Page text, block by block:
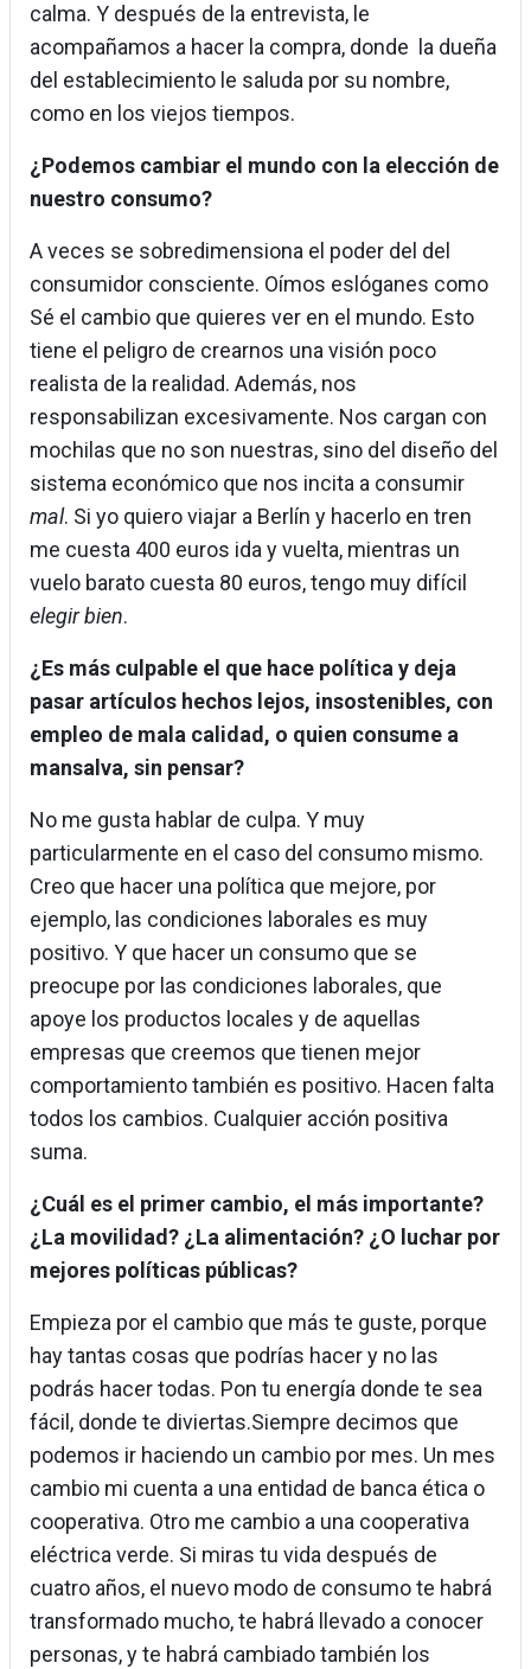
calma. Y después de la entrevista, le
acompañamos a hacer la compra, donde la dueña
del establecimiento le saluda por su nombre,
como en los viejos tiempos.
¿Podemos cambiar el mundo con la elección de
nuestro consumo?
A veces se sobredimensiona el poder del del
consumidor consciente. Oímos eslóganes como
Sé el cambio que quieres ver en el mundo. Esto
tiene el peligro de crearnos una visión poco
realista de la realidad. Además, nos
responsabilizan excesivamente. Nos cargan con
mochilas que no son nuestras, sino del diseño del
sistema económico que nos incita a consumir
mal. Si yo quiero viajar a Berlín y hacerlo en tren
me cuesta 400 euros ida y vuelta, mientras un
vuelo barato cuesta 80 euros, tengo muy difícil
elegir bien.
¿Es más culpable el que hace política y deja
pasar artículos hechos lejos, insostenibles, con
empleo de mala calidad, o quien consume a
mansalva, sin pensar?
No me gusta hablar de culpa. Y muy
particularmente en el caso del consumo mismo.
Creo que hacer una política que mejore, por
ejemplo, las condiciones laborales es muy
positivo. Y que hacer un consumo que se
preocupe por las condiciones laborales, que
apoye los productos locales y de aquellas
empresas que creemos que tienen mejor
comportamiento también es positivo. Hacen falta
todos los cambios. Cualquier acción positiva
suma.
¿Cuál es el primer cambio, el más importante?
¿La movilidad? ¿La alimentación? ¿O luchar por
mejores políticas públicas?
Empieza por el cambio que más te guste, porque
hay tantas cosas que podrías hacer y no las
podrás hacer todas. Pon tu energía donde te sea
fácil, donde te diviertas.Siempre decimos que
podemos ir haciendo un cambio por mes. Un mes
cambio mi cuenta a una entidad de banca ética o
cooperativa. Otro me cambio a una cooperativa
eléctrica verde. Si miras tu vida después de
cuatro años, el nuevo modo de consumo te habrá
transformado mucho, te habrá llevado a conocer
personas, y te habrá cambiado también los